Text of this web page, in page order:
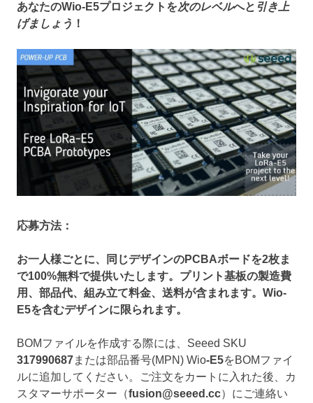
あなたのWio-E5プロジェクトを次のレベルへと 引き上
げましょう ！
応募方法：
お一人様ごとに、同じデザインのPCBAボードを2枚ま
で100%無料で提供いたします。プリント基板の製造費
用、部品代、組み立て料金、送料が含まれます。Wio-
E5を含むデザインに限られます。
BOMファイルを作成する際には、Seeed SKU
317990687または部品番号(MPN) Wio-E5をBOMファイ
ルに追加してください。ご注文をカートに入れた後、カ
スタマーサポーター（fusion@seeed.cc）にご連絡い